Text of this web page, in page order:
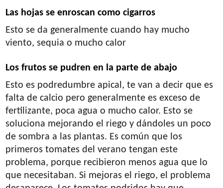
Las hojas se enroscan como cigarros
Esto se da generalmente cuando hay mucho
viento, sequia o mucho calor
Los frutos se pudren en la parte de abajo
Esto es podredumbre apical, te van a decir que es
falta de calcio pero generalmente es exceso de
fertilizante, poca agua o mucho calor. Esto se
soluciona mejorando el riego y dándoles un poco
de sombra a las plantas. Es común que los
primeros tomates del verano tengan este
problema, porque recibieron menos agua que lo
que necesitaban. Si mejoras el riego, el problema